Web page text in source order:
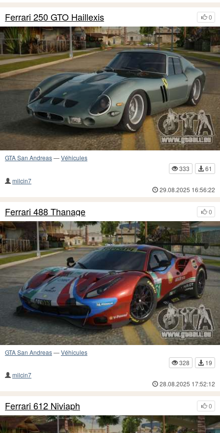
0
Ferrari 250 GTO Haillexis
GTA San Andreas—Véhicules
333
61
milcin7
29.08.2025 16:56:22
0
Ferrari 488 Thanage
GTA San Andreas—Véhicules
328
19
milcin7
28.08.2025 17:52:12
0
Ferrari 612 Niviaph